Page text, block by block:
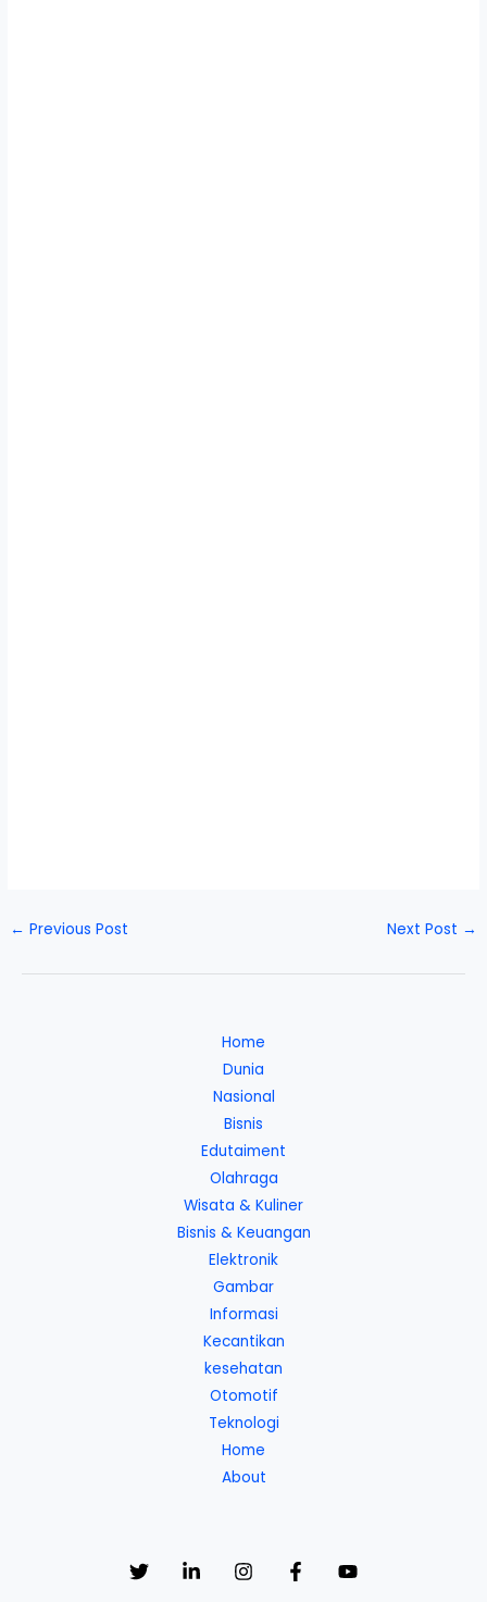
← Previous Post Next Post →
Home
Dunia
Nasional
Bisnis
Edutaiment
Olahraga
Wisata & Kuliner
Bisnis & Keuangan
Elektronik
Gambar
Informasi
Kecantikan
kesehatan
Otomotif
Teknologi
Home
About